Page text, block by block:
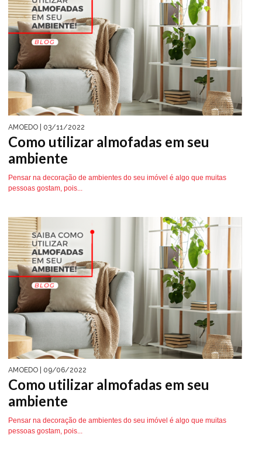
AMOEDO | 03/11/2022
Como utilizar almofadas em seu
ambiente
Pensar na decoração de ambientes do seu imóvel é algo que muitas
pessoas gostam, pois...
AMOEDO | 09/06/2022
Como utilizar almofadas em seu
ambiente
Pensar na decoração de ambientes do seu imóvel é algo que muitas
pessoas gostam, pois...